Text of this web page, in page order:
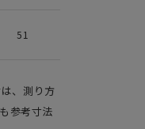
51
、測り方
参考寸法